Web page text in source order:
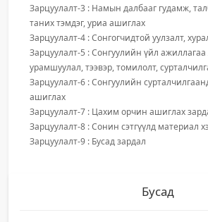
Зарцуулалт-3 : Намын далбааг гудамж,
таних тэмдэг, уриа ашиглах
Зарцуулалт-4 : Сонгогчидтой уулзалт,
Зарцуулалт-5 : Сонгуулийн үйл ажиллагаа
урамшуулал, тээвэр, томилолт,
Зарцуулалт-6 : Сонгуулийн
ашиглах
Зарцуулалт-7 : Цахим орчин ашиглах
Зарцуулалт-8 : Сонин сэтгүүлд материал
Зарцуулалт-9 : Бусад зардал
Бусад